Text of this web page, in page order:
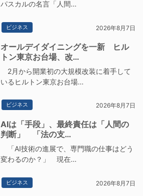
パスカルの名言「人間…
ビジネス 2026年8月7日
オールデイダイニングを一新 ヒル
トン東京お台場、改…
2月から開業初の大規模改装に着手して
いるヒルトン東京お台場…
ビジネス 2026年8月7日
AIは「手段」、最終責任は「人間の
判断」 「法の支…
「AI技術の進展で、専門職の仕事はどう
変わるのか？」 現在…
ビジネス 2026年8月7日